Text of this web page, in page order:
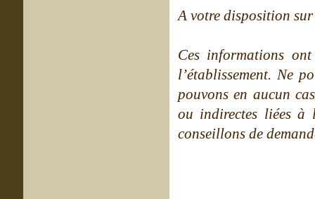
A votre disposition
Ces informations
l’établissement. Ne
pouvons en aucun
ou indirectes liées à
conseillons de